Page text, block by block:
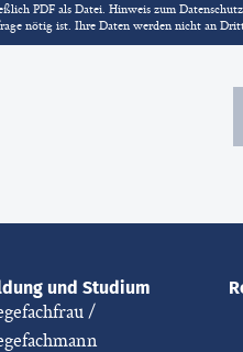
PDF als Datei. Hinweis zum
nötig ist. Ihre Daten werden nicht an
und Studium
/